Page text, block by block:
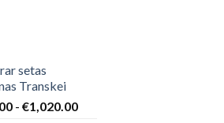
setas
Transkei
- €1,020.00Rango